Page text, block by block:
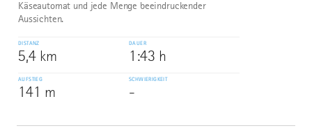
Käseautomat und jede Menge beeindruckender
Aussichten.
DISTANZ
5,4 km
DAUER
1:43 h
AUFSTIEG
141 m
SCHWIERIGKEIT
-